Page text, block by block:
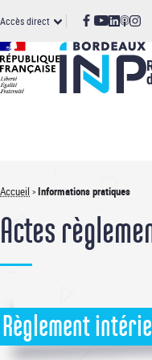
au
contenu
principal
Accès direct
Fil
d'Ariane
Accueil Informations pratiques
Actes
Règlement